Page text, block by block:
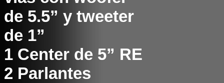
de 5.5” y tweeter
de 1”
1 Center de 5” RE
2 Parlantes